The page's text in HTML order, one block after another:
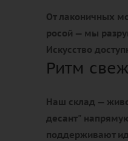
От лаконичных
росой — мы
Искусство
Ритм
Наш склад —
десант"
поддерживают